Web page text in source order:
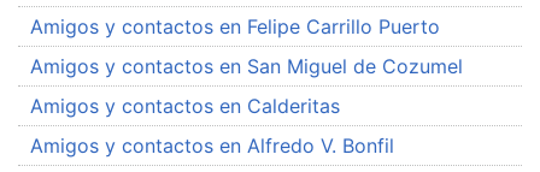
Amigos y contactos en Felipe Carrillo Puerto
Amigos y contactos en San Miguel de Cozumel
Amigos y contactos en Calderitas
Amigos y contactos en Alfredo V. Bonfil